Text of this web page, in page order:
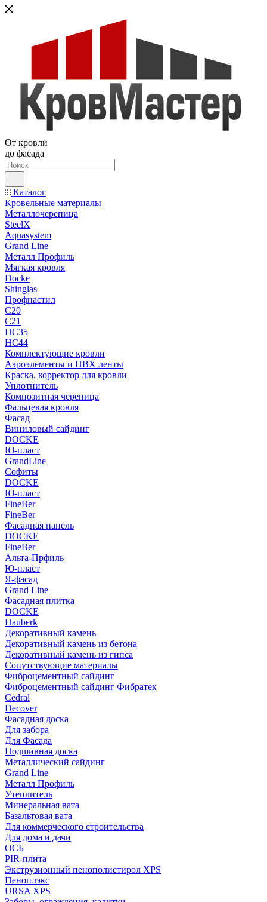
От кровли
до фасада
Каталог
Кровельные материалы
Металлочерепица
SteelX
Aquasystem
Grand Line
Металл Профиль
Мягкая кровля
Docke
Shinglas
Профнастил
C20
C21
НС35
НС44
Комплектующие кровли
Аэроэлементы и ПВХ ленты
Краска, корректор для кровли
Уплотнитель
Композитная черепица
Фальцевая кровля
Фасад
Виниловый сайдинг
DOCKE
Ю-пласт
GrandLine
Софиты
DOCKE
Ю-пласт
FineBer
FineBer
Фасадная панель
DOCKE
FineBer
Альта-Прфиль
Ю-пласт
Я-фасад
Grand Line
Фасадная плитка
DOCKE
Hauberk
Декоративный камень
Декоративный камень из бетона
Декоративный камень из гипса
Сопутствующие материалы
Фиброцементный сайдинг
Фиброцементный сайдинг Фибратек
Cedral
Decover
Фасадная доска
Для забора
Для Фасада
Подшивная доска
Металлический сайдинг
Grand Line
Металл Профиль
Утеплитель
Минеральная вата
Базальтовая вата
Для коммерческого строительства
Для дома и дачи
ОСБ
PIR-плита
Экструзионный пенополистирол XPS
Пеноплэкс
URSA XPS